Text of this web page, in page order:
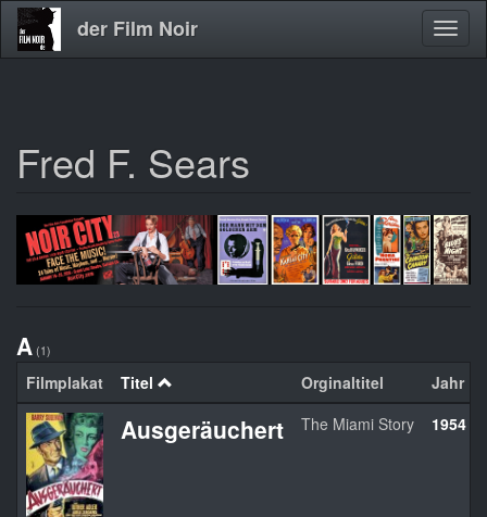
Direkt
zum
der Film Noir
Fred F. Sears
A (1)
Filmplakat Titel Orginaltitel Jahr
Ausgeräuchert The Miami Story 1954